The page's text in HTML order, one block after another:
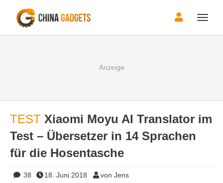
Toggle
TEST Xiaomi Moyu AI Translator im
Test – Übersetzer in 14 Sprachen
für die Hosentasche
38 18. Juni 2018 von Jens